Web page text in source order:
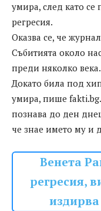
умира, след като
регресия.
Оказва се, че
Събитията около
преди няколко века.
Докато била под
умира, пише
познава до ден
че знае името му и
Венета
регресия,